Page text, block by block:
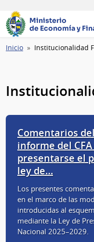
Ministerio
de Economía y
Ruta
Inicio Institucionalidad
Comentarios
informe del
presentarse el
ley de…
Los presentes
en el marco de las
introducidas al
mediante la Ley de
Nacional 2025–2029.